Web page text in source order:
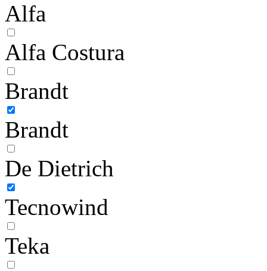
Alfa
Alfa Costura
Brandt
Brandt
De Dietrich
Tecnowind
Teka